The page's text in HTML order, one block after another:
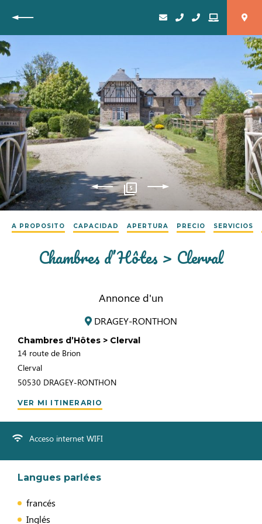
Vuelta
5
A PROPOSITO CAPACIDAD APERTURA PRECIO SERVICIOS
Chambres d’Hôtes > Clerval
Annonce d'un
DRAGEY-RONTHON
Chambres d’Hôtes > Clerval
14 route de Brion
Clerval
50530 DRAGEY-RONTHON
VER MI ITINERARIO
Acceso internet WIFI
Langues parlées
francés
Inglés